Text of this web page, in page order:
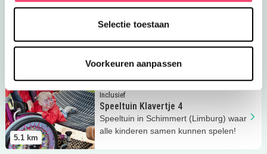
Selectie toestaan
Voorkeuren aanpassen
Inclusief
Met de Miljoenenlijn kan ieder kind een
rit kan maken met een ouderwetse
De Miljoenenlijn
5.1 km
Inclusief
Speeltuin Klavertje 4
Speeltuin in Schimmert (Limburg) waar
alle kinderen samen kunnen spelen!
Lees meer Speeltuin Klavertje 4